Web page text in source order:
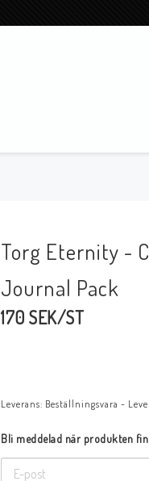
Torg Eternity -
Journal Pack
170 SEK/ST
Leverans: Beställningsvara -
Bli meddelad när produkten